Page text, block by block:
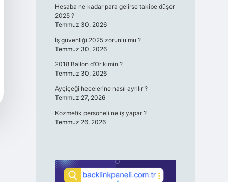
Hesaba ne kadar para gelirse takibe düşer
2025 ?
Temmuz 30, 2026
İş güvenliği 2025 zorunlu mu ?
Temmuz 30, 2026
2018 Ballon d’Or kimin ?
Temmuz 30, 2026
Ayçiçeği hecelerine nasıl ayrılır ?
Temmuz 27, 2026
Kozmetik personeli ne iş yapar ?
Temmuz 26, 2026